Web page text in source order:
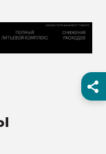
Всё, что касается
бутылок
Материал
вакуумного
поликарбоната и АБС-